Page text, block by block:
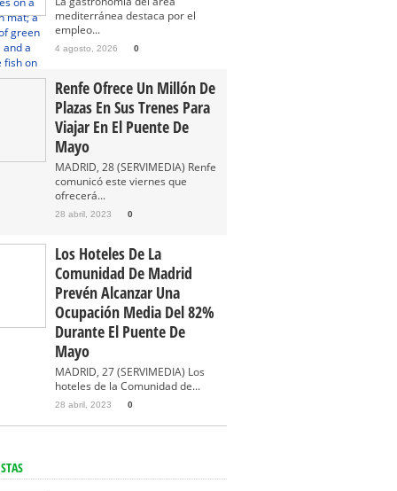
mediterránea destaca por el
empleo...
4 agosto, 2026 0
Renfe Ofrece Un Millón De
Plazas En Sus Trenes Para
Viajar En El Puente De
Mayo
MADRID, 28 (SERVIMEDIA) Renfe
comunicó este viernes que
ofrecerá...
28 abril, 2023 0
Los Hoteles De La
Comunidad De Madrid
Prevén Alcanzar Una
Ocupación Media Del 82%
Durante El Puente De
Mayo
MADRID, 27 (SERVIMEDIA) Los
hoteles de la Comunidad de...
28 abril, 2023 0